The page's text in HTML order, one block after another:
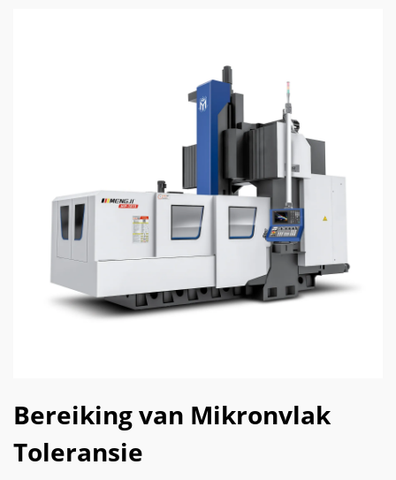
Bereiking van Mikronvlak
Toleransie